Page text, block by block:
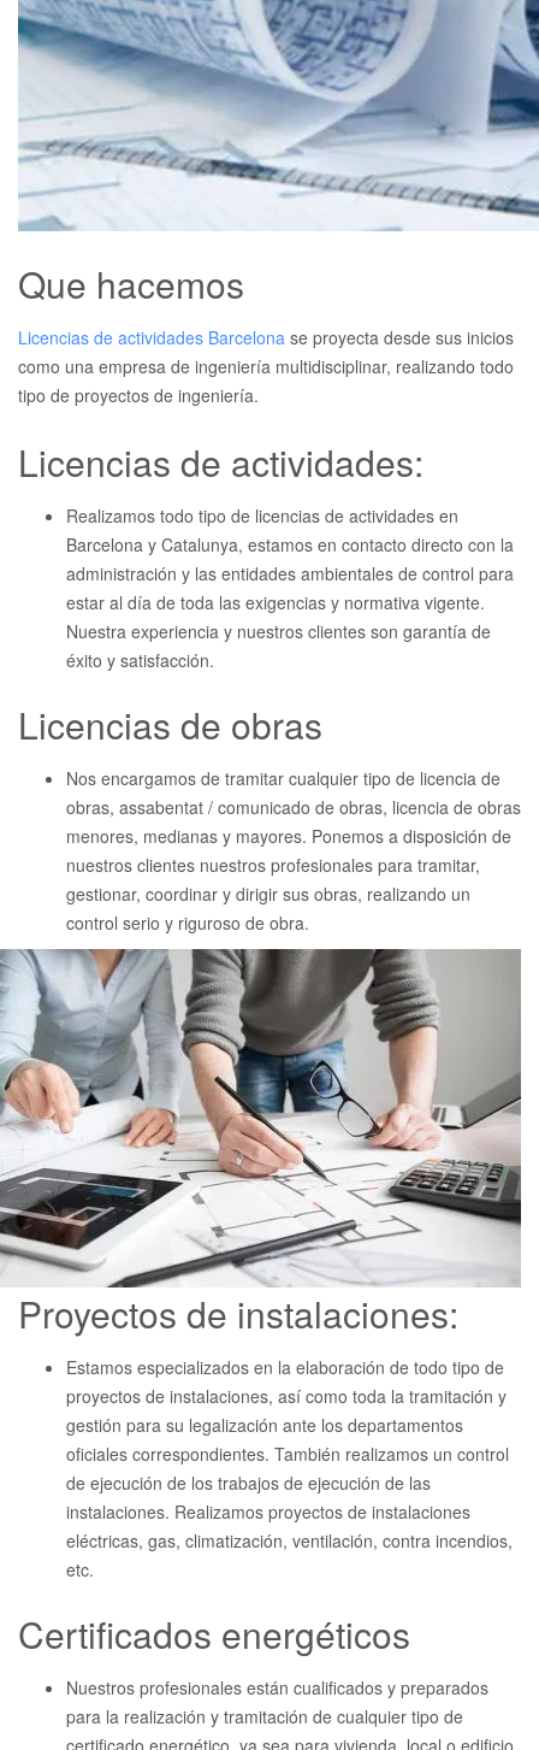
Que hacemos
Licencias de actividades Barcelona se proyecta desde sus inicios
como una empresa de ingeniería multidisciplinar, realizando todo
tipo de proyectos de ingeniería.
Licencias de actividades:
Realizamos todo tipo de licencias de actividades en
Barcelona y Catalunya, estamos en contacto directo con la
administración y las entidades ambientales de control para
estar al día de toda las exigencias y normativa vigente.
Nuestra experiencia y nuestros clientes son garantía de
éxito y satisfacción.
Licencias de obras
Nos encargamos de tramitar cualquier tipo de licencia de
obras, assabentat / comunicado de obras, licencia de obras
menores, medianas y mayores. Ponemos a disposición de
nuestros clientes nuestros profesionales para tramitar,
gestionar, coordinar y dirigir sus obras, realizando un
control serio y riguroso de obra.
Proyectos de instalaciones:
Estamos especializados en la elaboración de todo tipo de
proyectos de instalaciones, así como toda la tramitación y
gestión para su legalización ante los departamentos
oficiales correspondientes. También realizamos un control
de ejecución de los trabajos de ejecución de las
instalaciones. Realizamos proyectos de instalaciones
eléctricas, gas, climatización, ventilación, contra incendios,
etc.
Certificados energéticos
Nuestros profesionales están cualificados y preparados
para la realización y tramitación de cualquier tipo de
certificado energético, ya sea para vivienda, local o edificio.